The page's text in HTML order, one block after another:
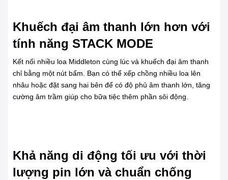
Khuếch đại âm thanh lớn hơn với
tính năng STACK MODE
Kết nối nhiều loa Middleton cùng lúc và khuếch đại âm thanh
chỉ bằng một nút bấm. Bạn có thể xếp chồng nhiều loa lên
nhâu hoặc đặt sang hai bên để có độ phủ âm thanh lớn, tăng
cường âm trầm giúp cho bữa tiệc thêm phần sôi động.
Khả năng di động tối ưu với thời
lượng pin lớn và chuẩn chống